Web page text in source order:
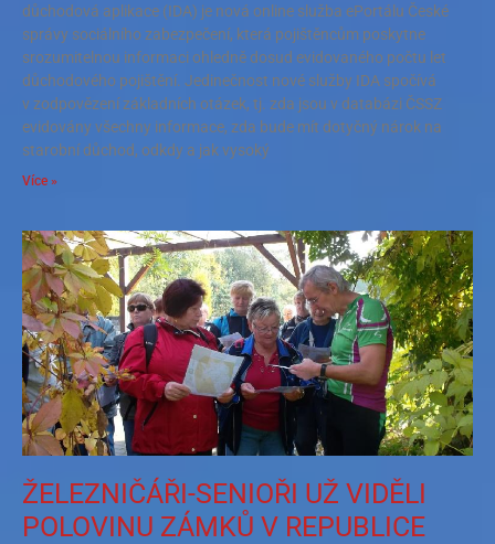
důchodová aplikace (IDA) je nová online služba ePortálu České
správy sociálního zabezpečení, která pojištěncům poskytne
srozumitelnou informaci ohledně dosud evidovaného počtu let
důchodového pojištění. Jedinečnost nové služby IDA spočívá
v zodpovězení základních otázek, tj. zda jsou v databázi ČSSZ
evidovány všechny informace, zda bude mít dotyčný nárok na
starobní důchod, odkdy a jak vysoký
Více »
ŽELEZNIČÁŘI-SENIOŘI UŽ VIDĚLI
POLOVINU ZÁMKŮ V REPUBLICE